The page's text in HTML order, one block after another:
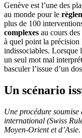
Genève est l’une des
au monde pour le
plus de 100
complexes au cours
à quel point la précision
indissociables. Lorsque
un seul mot mal
basculer l’issue d’un
Un scénario
Une procédure soumise
international (Swiss
Moyen-Orient et